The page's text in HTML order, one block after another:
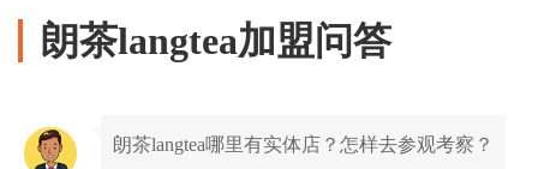
朗茶langtea加盟问答
朗茶langtea哪里有实体店？怎样去参观考察？